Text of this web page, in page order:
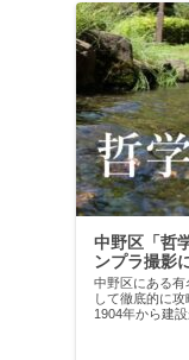
中野区「哲
ンプラ撮影
中野区にある
して徹底的に
1904年から建